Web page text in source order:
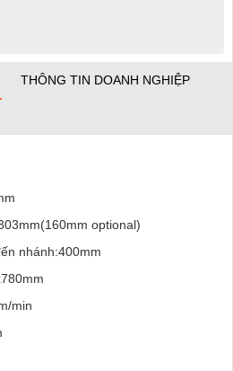
THÔNG TIN DOANH NGHIỆP
optional)
nhánh:400mm
min